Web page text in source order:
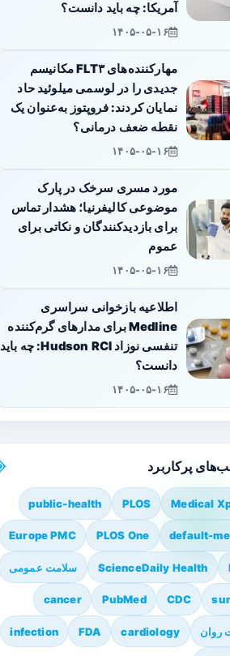
آمریکا: چه باید دانست؟
۱۴۰۵-۰۵-۱۶
مهارکننده‌های FLT۳ مکانیسم
جدیدی را در لوسمی میلوئید حاد
نمایان کردند: فروپتوز به‌عنوان یک
نقطه ضعف درمانی؟
۱۴۰۵-۰۵-۱۶
مورد مسری سرخک در پارک
موضوعی کالیفرنیا؛ هشدار تماس
برای بازدیدکنندگان و نکاتی برای
عموم
۱۴۰۵-۰۵-۱۶
اطلاعیه بازخوانی سراسری
Medline برای مدارهای گرم‌کننده
تنفسی نوزاد Hudson RCI: چه باید
دانست؟
۱۴۰۵-۰۵-۱۶
پرکاربرد
Medical
PLOS
public-health
default-
PLOS One
Europe PMC
ScienceDaily Health سلامت عمومی
CDC
PubMed
cancer
روان cardiology
FDA
infection